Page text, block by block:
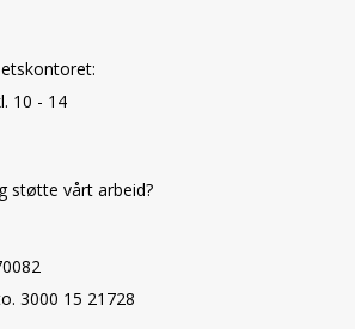
10 - 14
støtte vårt arbeid?
3000 15 21728